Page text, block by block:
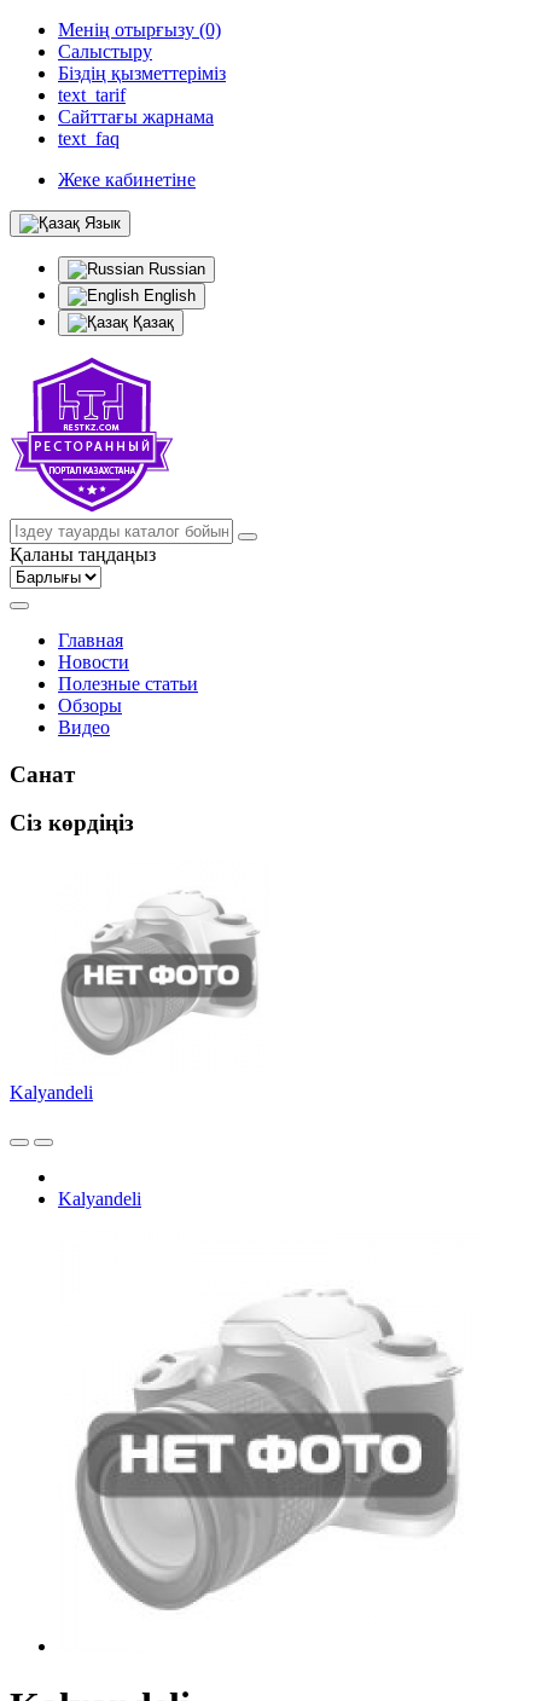
Менің отырғызу (0)
Салыстыру
Біздің қызметтеріміз
text_tarif
Сайттағы жарнама
text_faq
Жеке кабинетіне
Язык
Russian
English
Қазақ
Қаланы таңдаңыз
Главная
Новости
Полезные статьи
Обзоры
Видео
Санат
Сіз көрдіңіз
Kalyandeli
Kalyandeli